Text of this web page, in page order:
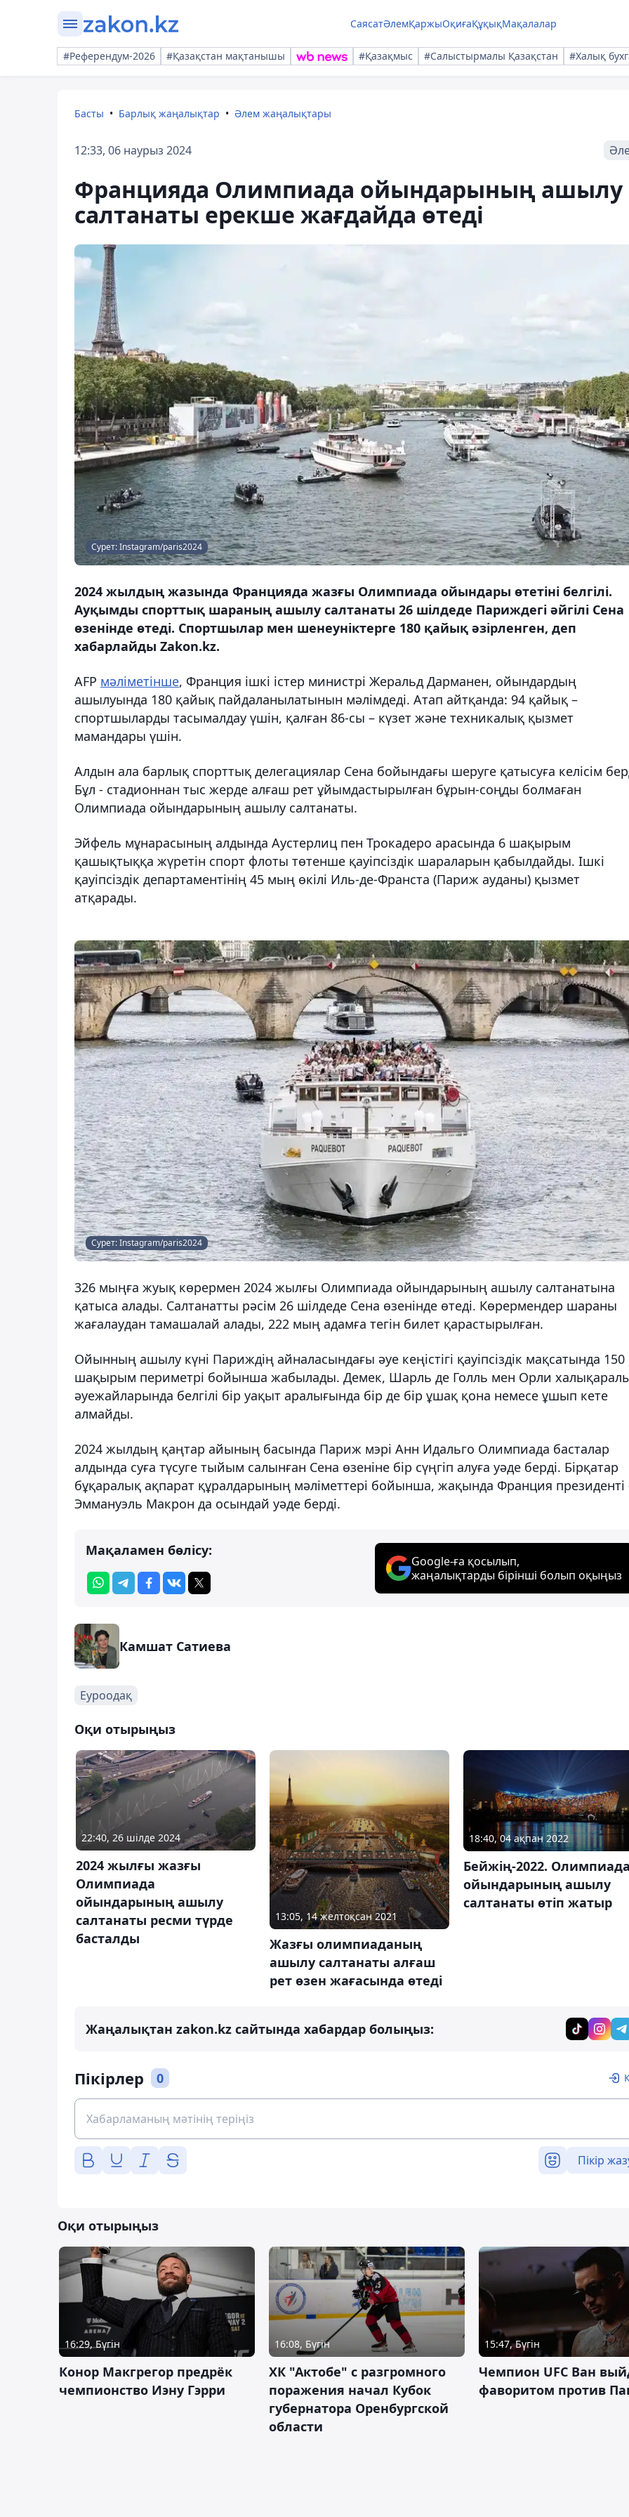
СаясатӘлемҚаржыОқиғаҚұқықМақалалар
#Референдум-2026 #Қазақстан мақтанышы #Қазақмыс #Салыстырмалы Қазақстан #Халық
Басты Барлық жаңалықтар Әлем жаңалықтары
12:33, 06 наурыз 2024
Францияда Олимпиада ойындарының ашылу
салтанаты ерекше жағдайда өтеді
Сурет: Instagram/paris2024
2024 жылдың жазында Францияда жазғы Олимпиада ойындары өтетіні белгілі.
Ауқымды спорттық шараның ашылу салтанаты 26 шілдеде Париждегі әйгілі Сена
өзенінде өтеді. Спортшылар мен шенеуніктерге 180 қайық әзірленген, деп
хабарлайды Zakon.kz.
AFP мәліметінше, Франция ішкі істер министрі Жеральд Дарманен, ойындардың
ашылуында 180 қайық пайдаланылатынын мәлімдеді. Атап айтқанда: 94 қайық –
спортшыларды тасымалдау үшін, қалған 86-сы – күзет және техникалық қызмет
мамандары үшін.
Алдын ала барлық спорттық делегациялар Сена бойындағы шеруге қатысуға келісім
Бұл - стадионнан тыс жерде алғаш рет ұйымдастырылған бұрын-соңды болмаған
Олимпиада ойындарының ашылу салтанаты.
Эйфель мұнарасының алдында Аустерлиц пен Трокадеро арасында 6 шақырым
қашықтыққа жүретін спорт флоты төтенше қауіпсіздік шараларын қабылдайды. Ішкі
қауіпсіздік департаментінің 45 мың өкілі Иль-де-Франста (Париж ауданы) қызмет
атқарады.
Сурет: Instagram/paris2024
326 мыңға жуық көрермен 2024 жылғы Олимпиада ойындарының ашылу салтанатына
қатыса алады. Салтанатты рәсім 26 шілдеде Сена өзенінде өтеді. Көрермендер шараны
жағалаудан тамашалай алады, 222 мың адамға тегін билет қарастырылған.
Ойынның ашылу күні Париждің айналасындағы әуе кеңістігі қауіпсіздік мақсатында 150
шақырым периметрі бойынша жабылады. Демек, Шарль де Голль мен Орли
әуежайларында белгілі бір уақыт аралығында бір де бір ұшақ қона немесе ұшып кете
алмайды.
2024 жылдың қаңтар айының басында Париж мэрі Анн Идальго Олимпиада басталар
алдында суға түсуге тыйым салынған Сена өзеніне бір сүңгіп алуға уәде берді. Бірқатар
бұқаралық ақпарат құралдарының мәліметтері бойынша, жақында Франция президенті
Эммануэль Макрон да осындай уәде берді.
Мақаламен бөлісу:
Google-ға қосылып,
жаңалықтарды бірінші болып оқыңыз
Камшат Сатиева
Еуроодақ
Оқи отырыңыз
22:40, 26 шілде 2024
2024 жылғы жазғы
Олимпиада
ойындарының ашылу
салтанаты ресми түрде
басталды
13:05, 14 желтоқсан 2021
Жазғы олимпиаданың
ашылу салтанаты алғаш
рет өзен жағасында өтеді
18:40, 04 ақпан 2022
Бейжің-2022.
ойындарының ашылу
салтанаты өтіп жатыр
Жаңалықтан zakon.kz сайтында хабардар болыңыз:
Пікірлер 0
Пікір
Оқи отырыңыз
16:29, Бүгін
Конор Макгрегор предрёк
чемпионство Иэну Гэрри
16:08, Бүгін
ХК "Актобе" с разгромного
поражения начал Кубок
губернатора Оренбургской
области
15:47, Бүгін
Чемпион UFC Ван
фаворитом против